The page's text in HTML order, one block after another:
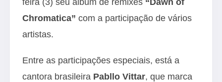
Chromatica” com a participação de vários
artistas.
Entre as participações especiais, está a
cantora brasileira Pabllo Vittar, que marca